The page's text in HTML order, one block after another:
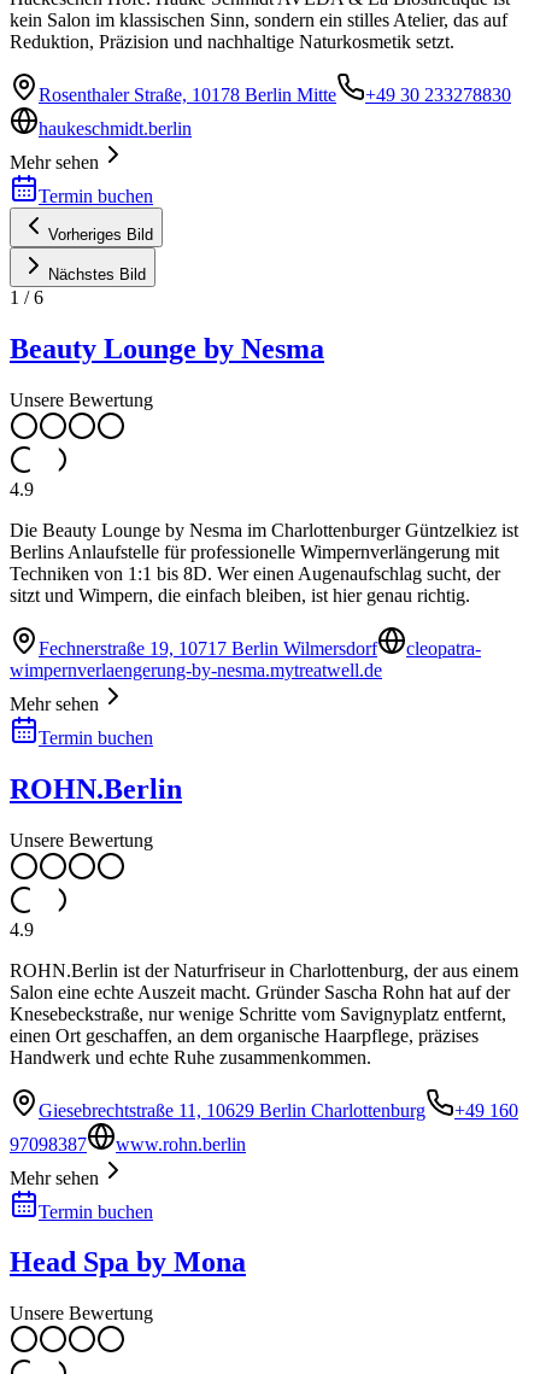
kein Salon im klassischen Sinn, sondern ein stilles Atelier, das auf
Reduktion, Präzision und nachhaltige Naturkosmetik setzt.
Rosenthaler Straße, 10178 Berlin Mitte
+49 30 233278830
haukeschmidt.berlin
Mehr sehen
Termin buchen
Vorheriges Bild
Nächstes Bild
1 /6
Beauty Lounge by Nesma
Unsere Bewertung
4.9
Die Beauty Lounge by Nesma im Charlottenburger Güntzelkiez ist
Berlins Anlaufstelle für professionelle Wimpernverlängerung mit
Techniken von 1:1 bis 8D. Wer einen Augenaufschlag sucht, der
sitzt und Wimpern, die einfach bleiben, ist hier genau richtig.
Fechnerstraße 19, 10717 Berlin Wilmersdorf
cleopatra-
wimpernverlaengerung-by-nesma.mytreatwell.de
Mehr sehen
Termin buchen
ROHN.Berlin
Unsere Bewertung
4.9
ROHN.Berlin ist der Naturfriseur in Charlottenburg, der aus einem
Salon eine echte Auszeit macht. Gründer Sascha Rohn hat auf der
Knesebeckstraße, nur wenige Schritte vom Savignyplatz entfernt,
einen Ort geschaffen, an dem organische Haarpflege, präzises
Handwerk und echte Ruhe zusammenkommen.
Giesebrechtstraße 11, 10629 Berlin Charlottenburg
+49 160
97098387
www.rohn.berlin
Mehr sehen
Termin buchen
Head Spa by Mona
Unsere Bewertung